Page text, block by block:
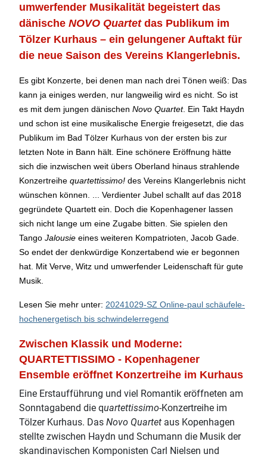
umwerfender Musikalität begeistert das
dänische NOVO Quartet das Publikum im
Tölzer Kurhaus – ein gelungener Auftakt für
die neue Saison des Vereins Klangerlebnis.
Es gibt Konzerte, bei denen man nach drei Tönen weiß: Das
kann ja einiges werden, nur langweilig wird es nicht. So ist
es mit dem jungen dänischen Novo Quartet. Ein Takt Haydn
und schon ist eine musikalische Energie freigesetzt, die das
Publikum im Bad Tölzer Kurhaus von der ersten bis zur
letzten Note in Bann hält. Eine schönere Eröffnung hätte
sich die inzwischen weit übers Oberland hinaus strahlende
Konzertreihe quartettissimo! des Vereins Klangerlebnis nicht
wünschen können. ... Verdienter Jubel schallt auf das 2018
gegründete Quartett ein. Doch die Kopenhagener lassen
sich nicht lange um eine Zugabe bitten. Sie spielen den
Tango Jalousie eines weiteren Kompatrioten, Jacob Gade.
So endet der denkwürdige Konzertabend wie er begonnen
hat. Mit Verve, Witz und umwerfender Leidenschaft für gute
Musik.
Lesen Sie mehr unter: 20241029-SZ Online-paul schäufele-
hochenergetisch bis schwindelerregend
Zwischen Klassik und Moderne:
QUARTETTISSIMO - Kopenhagener
Ensemble eröffnet Konzertreihe im Kurhaus
Eine Erstaufführung und viel Romantik eröffneten am
Sonntagabend die quartettissimo-Konzertreihe im
Tölzer Kurhaus. Das Novo Quartet aus Kopenhagen
stellte zwischen Haydn und Schumann die Musik der
skandinavischen Komponisten Carl Nielsen und